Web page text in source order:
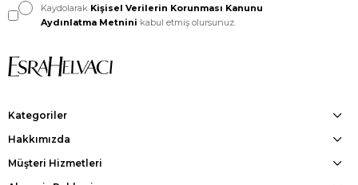
Kaydolarak Kişisel Verilerin Korunması Kanunu
Aydınlatma Metnini kabul etmiş olursunuz.
Kategoriler
Hakkımızda
Müşteri Hizmetleri